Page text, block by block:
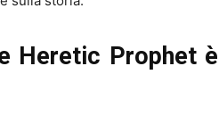
Heretic Prophet è